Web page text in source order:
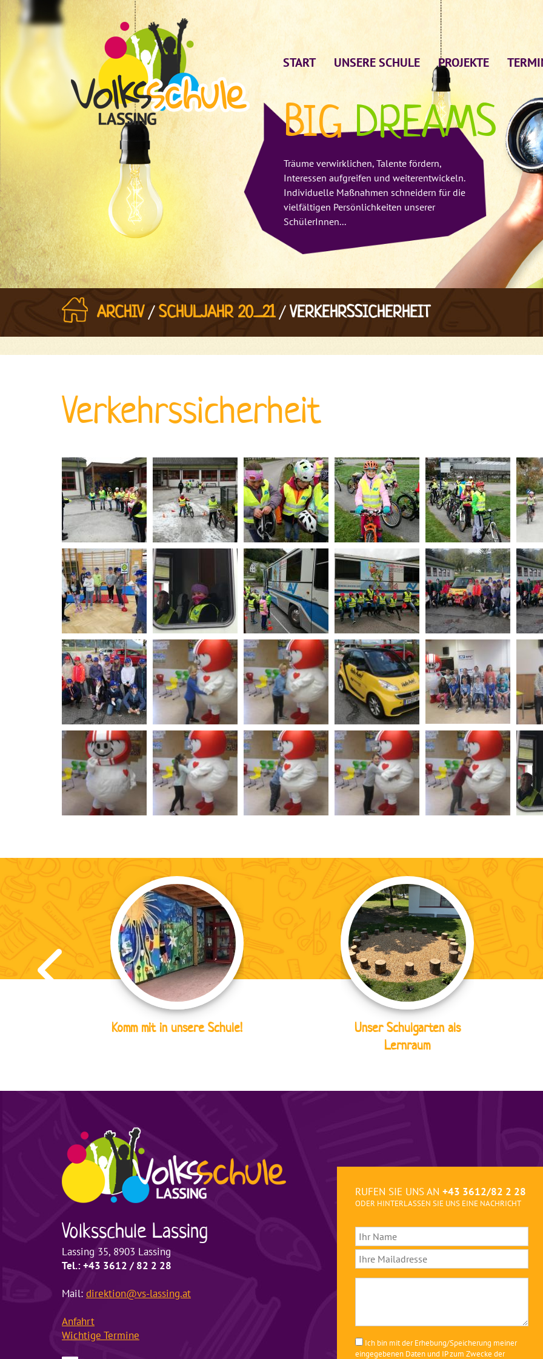
START UNSERE SCHULE PROJEKTE
BIGDREAMS
Träume verwirklichen, Talente fördern,
Interessen aufgreifen und weiterentwickeln.
Individuelle Maßnahmen schneidern für die
vielfältigen Persönlichkeiten unserer
SchülerInnen...
ARCHIV/SCHULJAHR 20_21/VERKEHRSSICHERHEIT
Verkehrssicherheit
Komm mit in unsere Schule!
Unser Schulgarten als
Lernraum
VolksschuleLassing
Lassing 35, 8903 Lassing
Tel.: +43 3612 / 82 2 28
Mail: direktion@vs-lassing.at
Anfahrt
Wichtige Termine
RUFEN SIE UNS AN +43 3612/82 2 28
ODER HINTERLASSEN SIE UNS EINE NACHRICHT
Ich bin mit der Erhebung/Speicherung meiner
eingegebenen Daten und IP zum Zwecke der